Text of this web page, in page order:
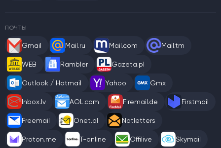
ПОЧТЫ
Gmail Mail.ru Mail.com Mail.tm
WEB Rambler Gazeta.pl
Outlook / Hotmail Yahoo Gmx
Inbox.lv AOL.com Firemail.de Firstmail
Freemail Onet.pl Notletters
Proton.me T-online Offilive Skymail